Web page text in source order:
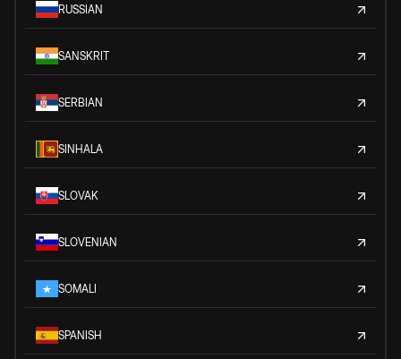
RUSSIAN
SANSKRIT
SERBIAN
SINHALA
SLOVAK
SLOVENIAN
SOMALI
SPANISH